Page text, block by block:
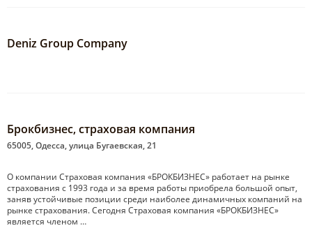
Deniz Group Company
Брокбизнес, страховая компания
65005, Одесса, улица Бугаевская, 21
О компании Страховая компания «БРОКБИЗНЕС» работает на рынке
страхования с 1993 года и за время работы приобрела большой опыт,
заняв устойчивые позиции среди наиболее динамичных компаний на
рынке страхования. Сегодня Страховая компания «БРОКБИЗНЕС»
является членом …